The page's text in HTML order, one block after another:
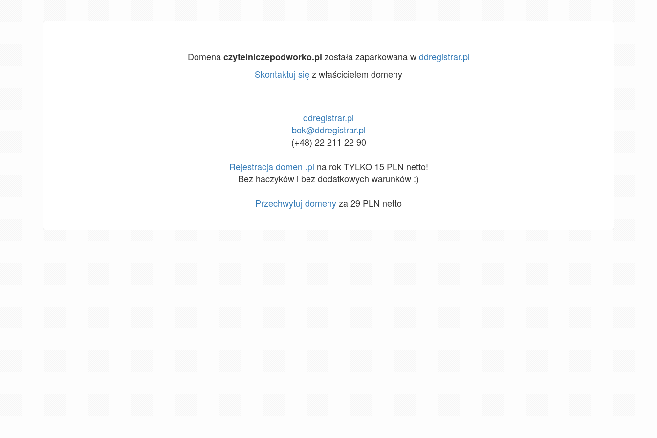
Domenaczytelniczepodworko.pl została zaparkowana wddregistrar.pl
Skontaktuj sięz właścicielem domeny
ddregistrar.pl
bok@ddregistrar.pl
(+48) 22 211 22 90
Rejestracja domen .pl na rok TYLKO 15 PLN netto!
Bez haczyków i bez dodatkowych warunków :)
Przechwytuj domenyza 29 PLN netto